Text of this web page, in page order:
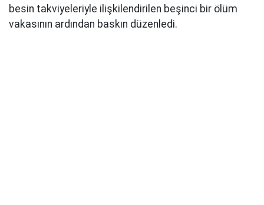
besin takviyeleriyle ilişkilendirilen beşinci bir ölüm
vakasının ardından baskın düzenledi.